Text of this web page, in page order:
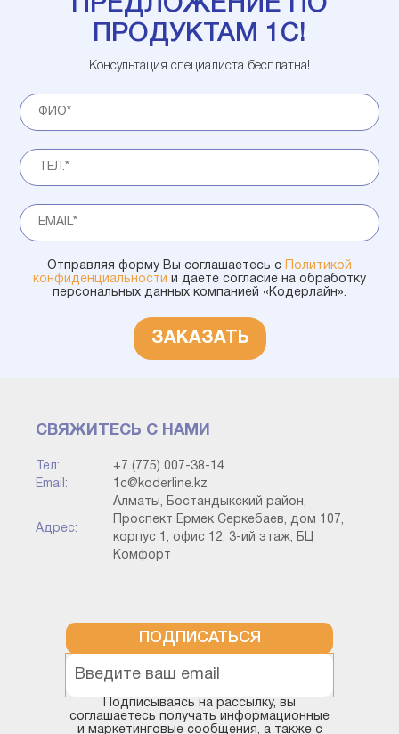
ПРЕДЛОЖЕНИЕ ПО
ПРОДУКТАМ 1С!
Консультация специалиста бесплатна!
Отправляя форму Вы соглашаетесь с
Политикой
конфиденциальности и даете согласие на обработку
персональных данных компанией «Кодерлайн».
ЗАКАЗАТЬ
СВЯЖИТЕСЬ С НАМИ
Тел:
+7 (775) 007-38-14
Email:
1c@koderline.kz
Адрес:
Алматы, Бостандыкский район,
Проспект Ермек Серкебаев, дом 107,
корпус 1, офис 12, 3-ий этаж, БЦ
Комфорт
ПОДПИСАТЬСЯ
Подписываясь на рассылку, вы
соглашаетесь получать информационные
и маркетинговые сообщения, а также с